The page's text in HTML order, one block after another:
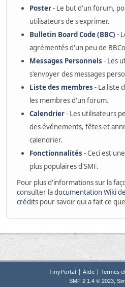
Poster- Le but d'un forum,
utilisateurs de s'exprimer.
Bulletin Board Code (BBC) -
agrémentés d'un peu de
Messages Personnels - Les
s'envoyer des messages
Liste des membres - La liste
les membres d'un forum.
Calendrier- Les utilisateurs
des événements, fêtes et
calendrier.
Fonctionnalités - Ceci est
plus populaires d'SMF.
Pour plus d'informations sur la
consulter ladocumentation Wiki
crédits pour savoir qui a fait ce
TinyPortal | Aide| Termes
SMF 2.1.4 © 2023,